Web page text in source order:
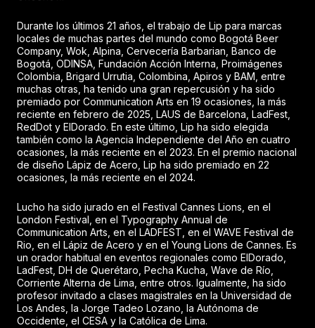
Durante los últimos 21 años, el trabajo de Lip para marcas
locales de muchas partes del mundo como Bogotá Beer
Company, Wok, Alpina, Cervecería Barbarian, Banco de
Bogotá, ODINSA, Fundación Acción Interna, Proimágenes
Colombia, Brigard Urrutia, Colombina, Apiros y BAM, entre
muchas otras, ha tenido una gran repercusión y ha sido
premiado por Communication Arts en 19 ocasiones, la más
reciente en febrero de 2025, LAUS de Barcelona, LadFest,
RedDot y ElDorado. En este último, Lip ha sido elegida
también como la Agencia Independiente del Año en cuatro
ocasiones, la más reciente en el 2023. En el premio nacional
de diseño Lápiz de Acero, Lip ha sido premiado en 22
ocasiones, la más reciente en el 2024.
Lucho ha sido jurado en el Festival Cannes Lions, en el
London Festival, en el Typography Annual de
Communication Arts, en el LADFEST, en el WAVE Festival de
Rio, en el Lápiz de Acero y en el Young Lions de Cannes. Es
un orador habitual en eventos regionales como ElDorado,
LadFest, DH de Querétaro, Pecha Kucha, Wave de Río,
Corriente Alterna de Lima, entre otros. Igualmente, ha sido
profesor invitado a clases magistrales en la Universidad de
Los Andes, la Jorge Tadeo Lozano, la Autónoma de
Occidente, el CESA y la Católica de Lima.